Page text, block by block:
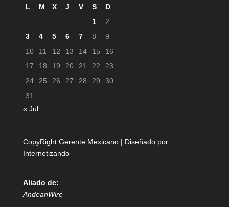
L M X J V S
D
1
2
3
4 5 6 7 8
9
10
11 12 13 14 15
16
17
18 19 20 21 22
23
24
25 26 27 28 29
30
31
« Jul
CopyRight Gerente Mexicano | Diseñado por:
Internetizando
Aliado de:
AndeanWire